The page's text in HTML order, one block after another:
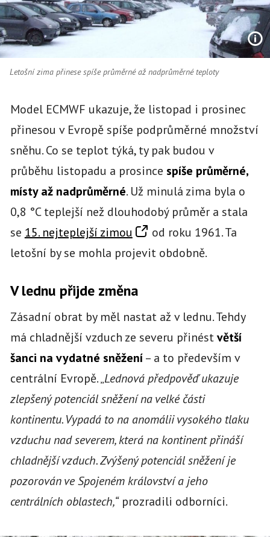
Letošní zima přinese spíše průměrné až nadprůměrné teploty
Model ECMWF ukazuje, že listopad i prosinec
přinesou v Evropě spíše podprůměrné množství
sněhu. Co se teplot týká, ty pak budou v
průběhu listopadu a prosince spíše průměrné,
místy až nadprůměrné. Už minulá zima byla o
0,8 °C teplejší než dlouhodobý průměr a stala
se 15. nejteplejší zimou
od roku 1961. Ta
letošní by se mohla projevit obdobně.
V lednu přijde změna
Zásadní obrat by měl nastat až v lednu. Tehdy
má chladnější vzduch ze severu přinéstvětší
šanci na vydatné sněžení– a to především v
centrální Evropě. „Lednová předpověď ukazuje
zlepšený potenciál sněžení na velké části
kontinentu. Vypadá to na anomálii vysokého tlaku
vzduchu nad severem, která na kontinent přináší
chladnější vzduch. Zvýšený potenciál sněžení je
pozorován ve Spojeném království a jeho
centrálních oblastech,“prozradili odborníci.